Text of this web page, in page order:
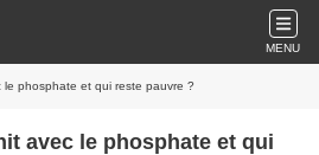
MENU
le phosphate et qui reste pauvre ?
avec le phosphate et qui